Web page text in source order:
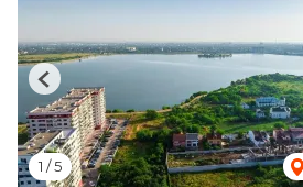
1 /5
Previous